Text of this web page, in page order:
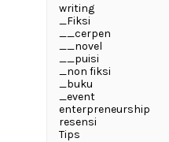
writing
_Fiksi
__cerpen
__novel
__puisi
_non fiksi
_buku
_event
enterpreneurship
resensi
Tips